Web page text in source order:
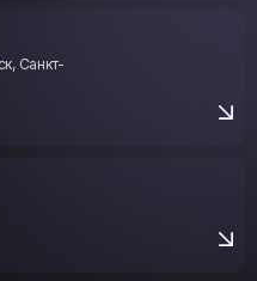
Санкт-